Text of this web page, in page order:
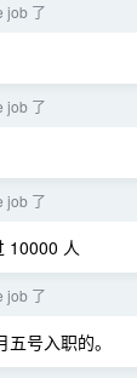
job 了
job 了
job 了
10000 人
job 了
号入职的。